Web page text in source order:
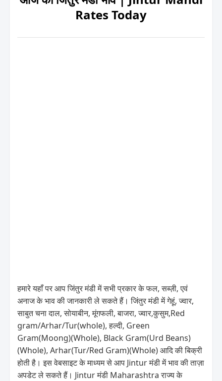
Rates Today
हमारे यहाँ पर आप जिंतुर मंडी में सभी प्रकार के फल, सब्ज़ी, एवं
अनाज के भाव की जानकारी ले सकते हैं। जिंतुर मंडी में गेहूं, ज्वार,
साबुत चना दाल, सोयाबीन, मूंगफली, बाजरा, ज्वार,कुसुम,Red
gram/Arhar/Tur(whole), हल्दी, Green
Gram(Moong)(Whole), Black Gram(Urd Beans)
(Whole), Arhar(Tur/Red Gram)(Whole) आदि की बिक्री
होती है। इस वेबसाइट के माध्यम से आप Jintur मंडी में भाव की ताज़ा
अपडेट ले सकते हैं। Jintur मंडी Maharashtra राज्य के